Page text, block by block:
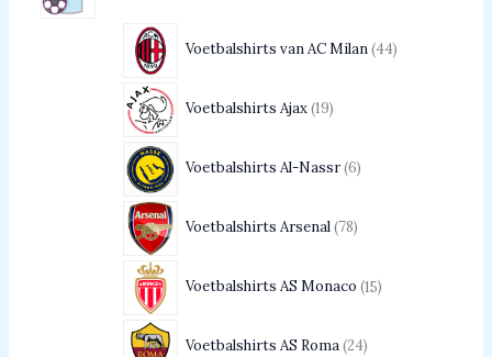
Voetbalshirts van AC Milan 44
Voetbalshirts Ajax 19
Voetbalshirts Al-Nassr 6
Voetbalshirts Arsenal 78
Voetbalshirts AS Monaco 15
Voetbalshirts AS Roma 24